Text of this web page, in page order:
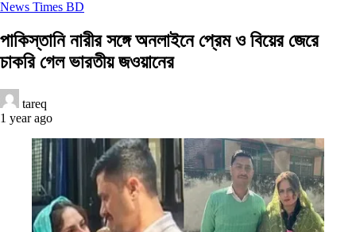
News Times BD
পাকিস্তানি নারীর সঙ্গে অনলাইনে প্রেম ও বিয়ের জেরে
চাকরি গেল ভারতীয় জওয়ানের
tareq
1 year ago